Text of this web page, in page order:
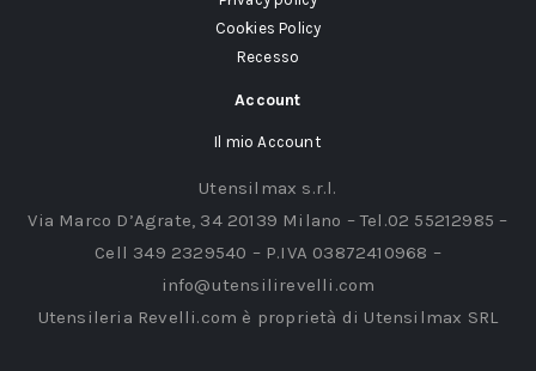
Cookies Policy
Recesso
Account
Il mio Account
Utensilmax s.r.l.
Via Marco D’Agrate, 34 20139 Milano – Tel.02 55212985 –
Cell 349 2329540 – P.IVA 03872410968 –
info@utensilirevelli.com
Utensileria Revelli.com è proprietà di Utensilmax SRL